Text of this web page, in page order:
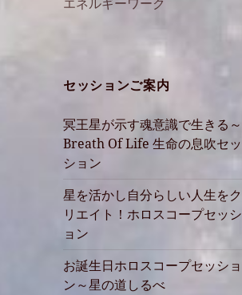
セッションご案内
冥王星が示す魂意識で生きる～
Breath Of Life 生命の息吹セッ
ション
星を活かし自分らしい人生をク
リエイト！ホロスコープセッシ
ョン
お誕生日ホロスコープセッショ
ン～星の道しるべ